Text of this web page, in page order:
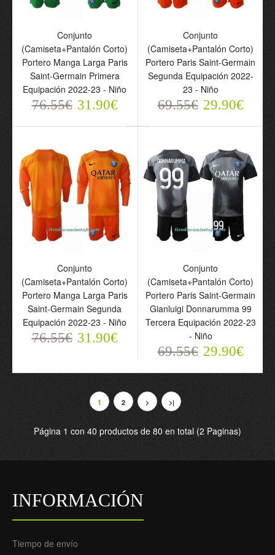
Conjunto
(Camiseta+Pantalón
Corto) Portero Paris
Saint-Germain Keylor
Navas 1 Primera
Equipación 2022-23 -
Conjunto
(Camiseta+Pantalón
Corto) Portero Manga
Larga Paris Saint-
Germain Keylor Navas 1
Primera Equipación
Conjunto
(Camiseta+Pantalón
Saint-Germain Keylor
Equipación 2022-23 -
Niño
69.55€ 29.90€
Conjunto
(Camiseta+Pantalón
Corto) Portero Manga
Larga Paris Saint-
Segunda Equipación
2022-23 - Niño
76.55€ 31.90€
Conjunto
(Camiseta+Pantalón Corto)
Portero Manga Larga Paris
Saint-Germain Primera
Equipación 2022-23 - Niño
76.55€ 31.90€
Conjunto
(Camiseta+Pantalón Corto)
Portero Paris Saint-Germain
Segunda Equipación 2022-
23 - Niño
69.55€ 29.90€
Conjunto
(Camiseta+Pantalón Corto)
Portero Manga Larga Paris
Saint-Germain Segunda
Equipación 2022-23 - Niño
76.55€ 31.90€
Conjunto
(Camiseta+Pantalón Corto)
Portero Paris Saint-Germain
Gianluigi Donnarumma 99
Tercera Equipación 2022-23
- Niño
69.55€ 29.90€
1 2 > >|
Página 1 con 40 productos de 80 en total (2 Paginas)
INFORMACIÓN
Tiempo de envío